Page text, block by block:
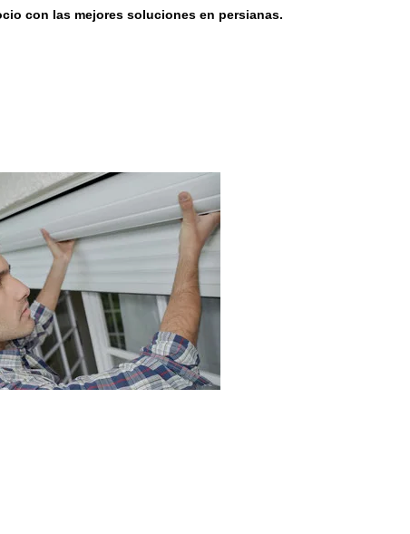
con las mejores soluciones en persianas.